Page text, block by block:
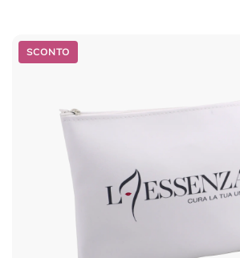
SCONTO